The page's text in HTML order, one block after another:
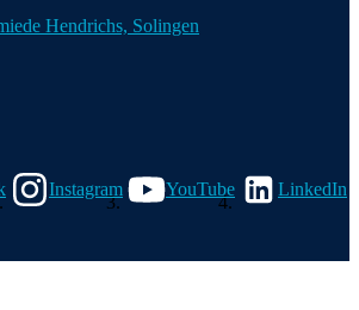
Hendrichs, Solingen
Instagram YouTube LinkedIn